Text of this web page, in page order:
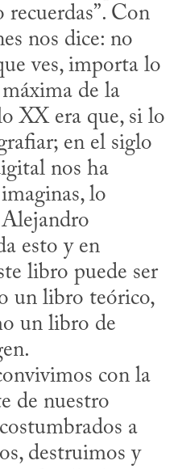
Con
nos dice: no
ves, importa lo
de la
XX era que, si lo
en el siglo
nos ha
lo
esto y en
libro puede ser
un libro teórico,
un libro de
de nuestro
a
destruimos y